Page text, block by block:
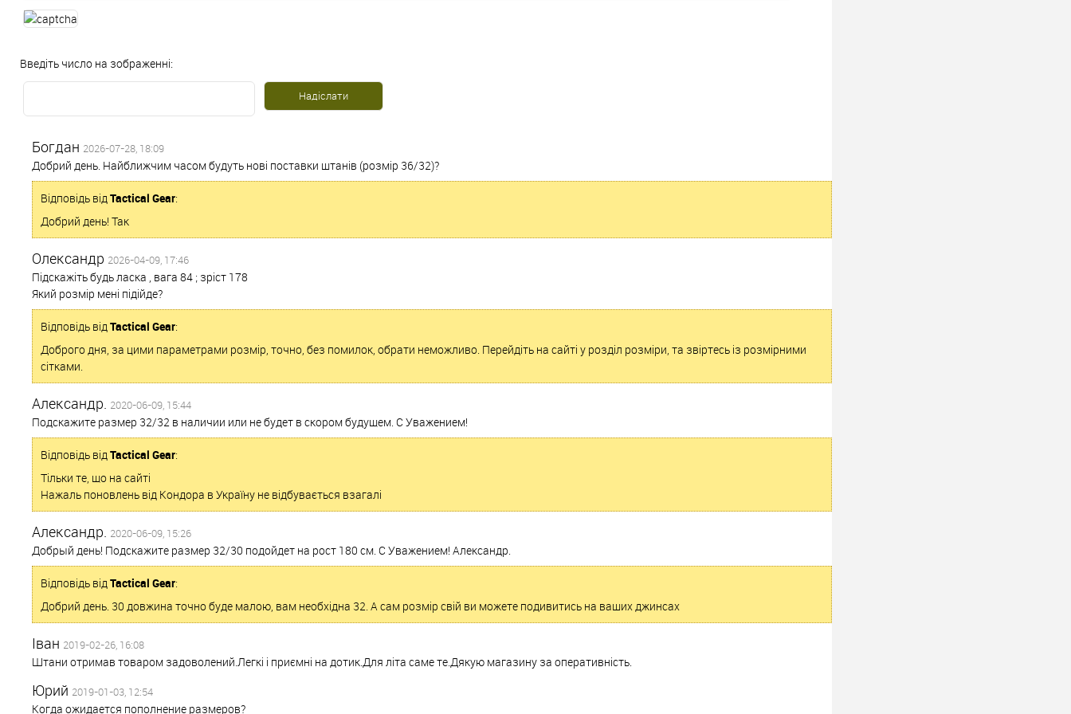
Введіть число на зображенні:
Богдан 2026-07-28, 18:09
Добрий день. Найближчим часом будуть нові поставки штанів (розмір 36/32)?
Відповідь від Tactical Gear:
Добрий день! Так
Олександр 2026-04-09, 17:46
Підскажіть будь ласка , вага 84 ; зріст 178
Який розмір мені підійде?
Відповідь від Tactical Gear:
Доброго дня, за цими параметрами розмір, точно, без помилок, обрати неможливо. Перейдіть на сайті у розділ розміри, та звіртесь із розмірними
сітками.
Александр. 2020-06-09, 15:44
Подскажите размер 32/32 в наличии или не будет в скором будущем. С Уважением!
Відповідь від Tactical Gear:
Тільки те, що на сайті
Нажаль поновлень від Кондора в Україну не відбувається взагалі
Александр. 2020-06-09, 15:26
Добрый день! Подскажите размер 32/30 подойдет на рост 180 см. С Уважением! Александр.
Відповідь від Tactical Gear:
Добрий день. 30 довжина точно буде малою, вам необхідна 32. А сам розмір свій ви можете подивитись на ваших джинсах
Іван 2019-02-26, 16:08
Штани отримав товаром задоволений.Легкі і приємні на дотик.Для літа саме те.Дякую магазину за оперативність.
Юрий 2019-01-03, 12:54
Когда ожидается пополнение размеров?